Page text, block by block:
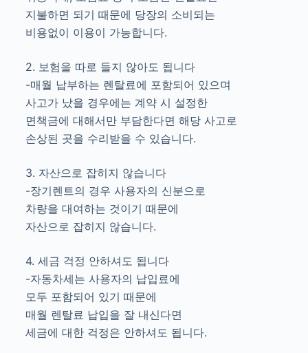
지불하면 되기 때문에 당장의 소비되는
비용없이 이용이 가능합니다.
2. 보험을 따로 들지 않아도 됩니다
-매월 납부하는 렌탈료에 포함되어 있으며
사고가 났을 경우에는 계약 시 설정한
면책금에 대해서만 부담한다면 해당 사고로
손상된 곳을 수리받을 수 있습니다.
3. 자산으로 잡히지 않습니다
-장기렌트의 경우 사용자의 신분으로
차량을 대여하는 것이기 때문에
자산으로 잡히지 않습니다.
4. 세금 걱정 안하셔도 됩니다
-자동차세는 사용자의 납입료에
모두 포함되어 있기 때문에
매월 렌탈료 납입을 잘 내신다면
세금에 대한 걱정은 안하셔도 됩니다.